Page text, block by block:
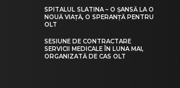
SPITALUL SLATINA – O ȘANSĂ LA O
NOUĂ VIAȚĂ, O SPERANȚĂ PENTRU
OLT
SESIUNE DE CONTRACTARE
SERVICII MEDICALE ÎN LUNA MAI,
ORGANIZATĂ DE CAS OLT